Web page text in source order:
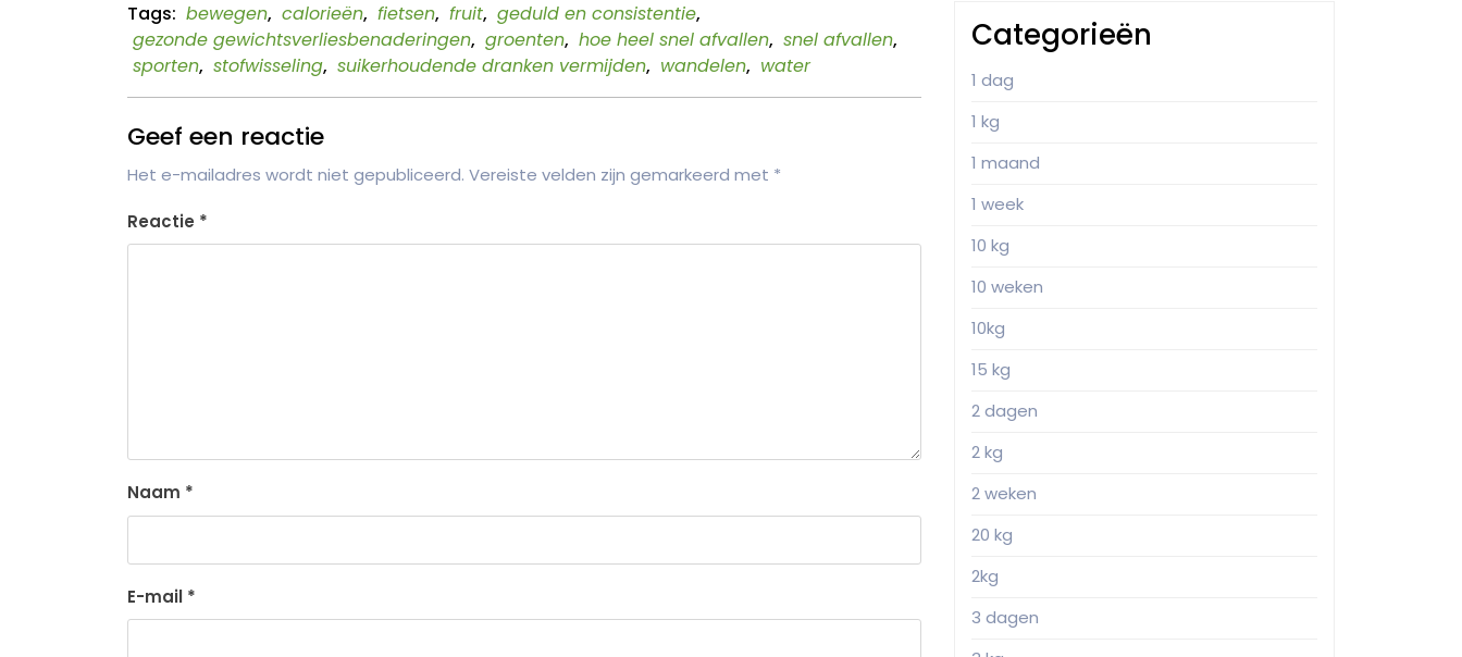
Tags: bewegen, calorieën, fietsen, fruit, geduld en consistentie,
gezonde gewichtsverliesbenaderingen, groenten, hoe heel snel afvallen, snel afvallen,
sporten, stofwisseling, suikerhoudende dranken vermijden, wandelen, water
Geef een reactie
Het e-mailadres wordt niet gepubliceerd. Vereiste velden zijn gemarkeerd met *
Reactie *
Naam *
E-mail *
Categorieën
1 dag
1 kg
1 maand
1 week
10 kg
10 weken
10kg
15 kg
2 dagen
2 kg
2 weken
20 kg
2kg
3 dagen